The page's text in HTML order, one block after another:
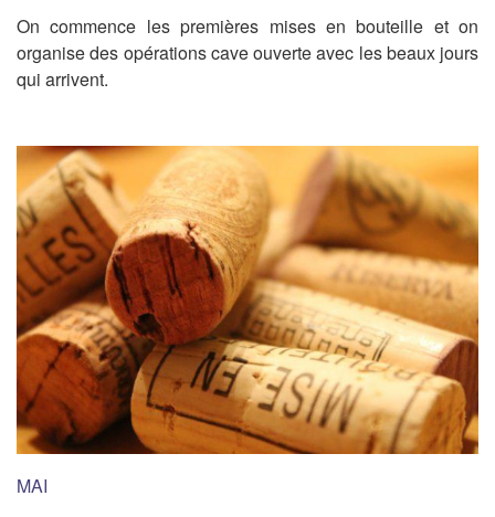
On commence les premières mises en bouteille et on
organise des opérations cave ouverte avec les beaux jours
qui arrivent.
MAI